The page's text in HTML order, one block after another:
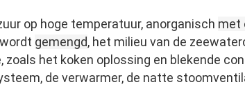
op hoge temperatuur, anorganisch met
gemengd, het milieu van de
zoals het koken oplossing en blekende
de verwarmer, de natte